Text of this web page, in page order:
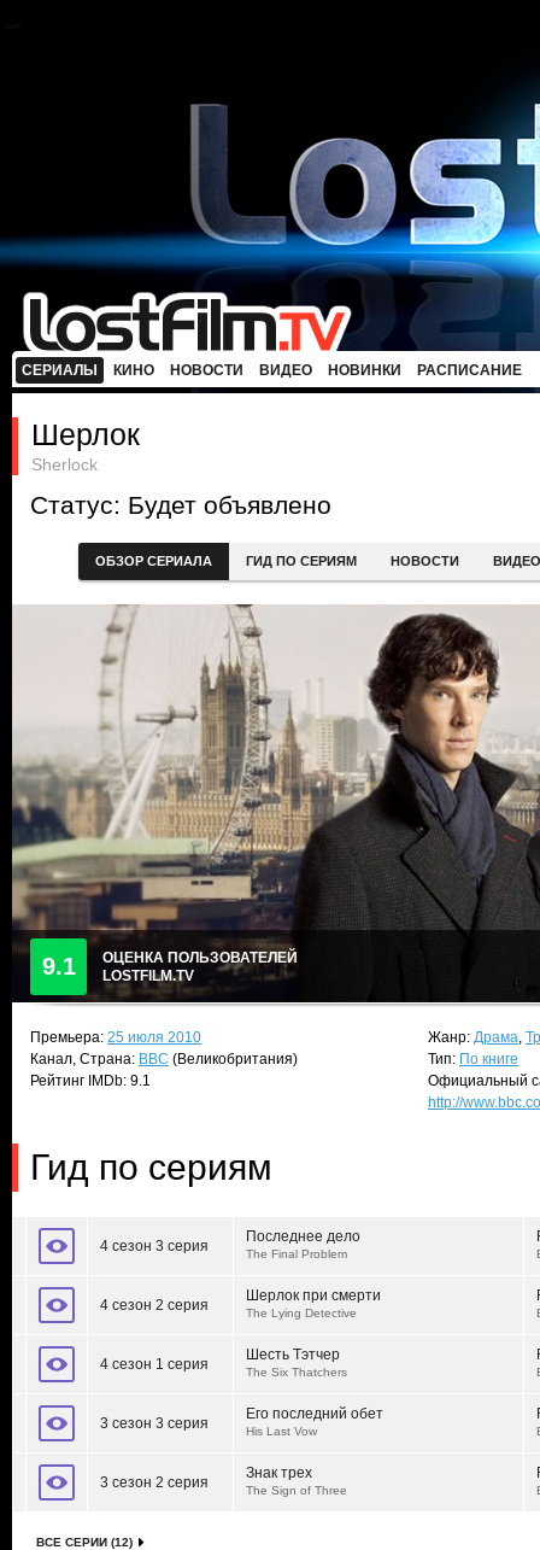
СЕРИАЛЫ КИНО НОВОСТИ ВИДЕО НОВИНКИ РАСПИСАНИЕ
Шерлок
Sherlock
Статус: Будет объявлено
ОБЗОР СЕРИАЛА ГИД ПО СЕРИЯМ НОВОСТИ ВИДЕО
9.1
ОЦЕНКА ПОЛЬЗОВАТЕЛЕЙ
LOSTFILM.TV
Премьера: 25 июля 2010
Канал, Страна: BBC (Великобритания)
Рейтинг IMDb: 9.1
Жанр: Драма,
Тип: По книге
Официальный
http://
Гид по сериям
4 сезон 3 серия
Последнее дело
The Final Problem
4 сезон 2 серия
Шерлок при смерти
The Lying Detective
4 сезон 1 серия
Шесть Тэтчер
The Six Thatchers
3 сезон 3 серия
Его последний обет
His Last Vow
3 сезон 2 серия
Знак трех
The Sign of Three
ВСЕ СЕРИИ (12)